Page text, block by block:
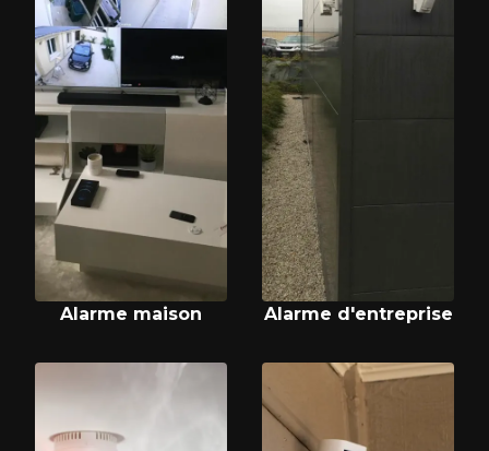
Alarme maison Alarme d'entreprise